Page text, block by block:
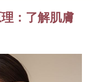
：了解肌膚